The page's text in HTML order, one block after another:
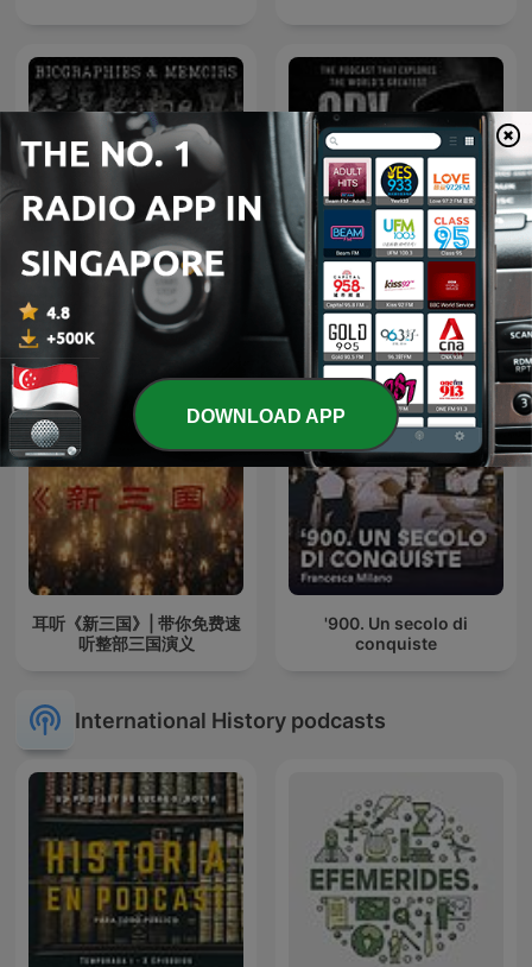
Roman History- The Early
Empire
Spy Cities
耳听《新三国》| 带你免费速
听整部三国演义
'900. Un secolo di
conquiste
International History podcasts
DOWNLOAD APP